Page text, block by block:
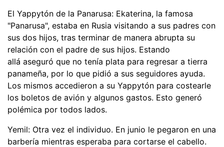
El Yappytón de la Panarusa: Ekaterina, la famosa
"Panarusa", estaba en Rusia visitando a sus padres con
sus dos hijos, tras terminar de manera abrupta su
relación con el padre de sus hijos. Estando
allá aseguró que no tenía plata para regresar a tierra
panameña, por lo que pidió a sus seguidores ayuda.
Los mismos accedieron a su Yappytón para costearle
los boletos de avión y algunos gastos. Esto generó
polémica por todos lados.
Yemil: Otra vez el individuo. En junio le pegaron en una
barbería mientras esperaba para cortarse el cabello.